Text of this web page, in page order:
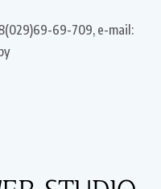
69-709, e-mail: